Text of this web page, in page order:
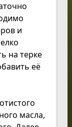
и
на терке
её
масла,